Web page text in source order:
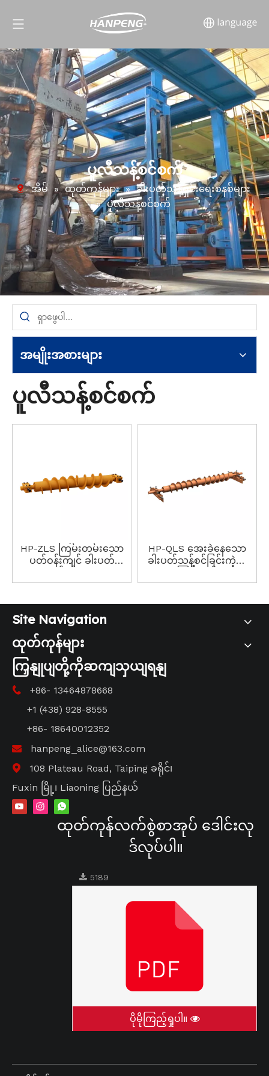
ပူလီသန့်စင်စက်
အိမ် » ထုတ်ကုန်များ » ခါးပတ်သန့်ရှင်းရေးစနစ်များ
» ပူလီသန့်စင်စက်
အမျိုးအစားများ
ပူလီသန့်စင်စက်
HP-ZLS ကြမ်းတမ်းသော
ပတ်ဝန်းကျင် ခါးပတ်
HP-QLS အေးခဲနေသော
ခါးပတ်သန့်စင်ခြင်းကဲ့သို့
ပတ်ဝန်းကျင်
Site Navigation
ထုတ်ကုန်များ
ကြှနျုပျတို့ကိုဆကျသှယျရနျ

+86- 13464878668
+1 (438) 928-8555
+86- 18640012352
 hanpeng_alice@163.com

108 Plateau Road, Taiping ခရိုင်၊
Fuxin မြို့၊ Liaoning ပြည်နယ်
ထုတ်ကုန်လက်စွဲစာအုပ် ဒေါင်းလု
ဒ်လုပ်ပါ။
5189
ပိုမိုကြည့်ရှုပါ။